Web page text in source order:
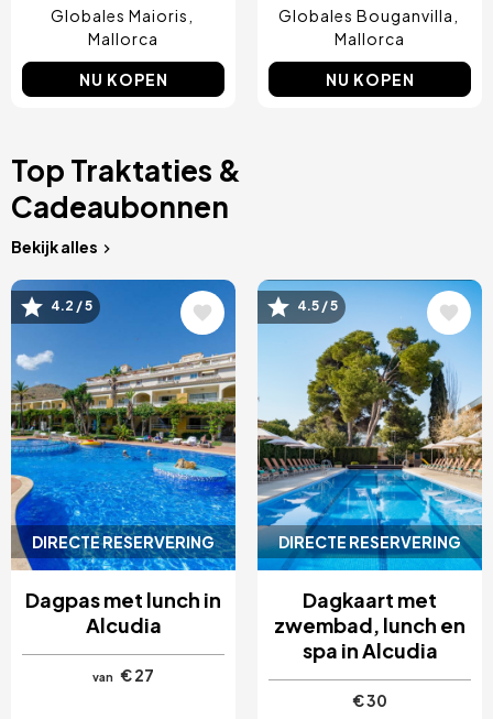
Globales Maioris
Mallorca
NU KOPEN
Globales Bouganvilla
Mallorca
NU KOPEN
Top Traktaties &
Cadeaubonnen
Bekijk alles
DIRECTE RESERVERING
Afbeelding
4.2 / 5
Dagpas met lunch in
Alcudia
van € 27
DIRECTE RESERVERING
Afbeelding
4.5 / 5
Dagkaart met
zwembad, lunch en
spa in Alcudia
€ 30